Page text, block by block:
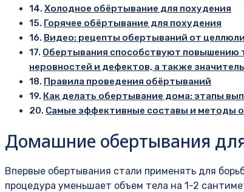
Холодное обёртывание для похудения
Горячее обёртывание для похудения
Видео: рецепты обертываний от
Обертывания способствуют повышению
неровностей и дефектов, а также
Правила проведения обёртываний
Как делать обертывание дома: этапы
Самые эффективные составы и методы
Домашние обертывания
Впервые обертывания стали применять для
процедура уменьшает объем тела на 1-2